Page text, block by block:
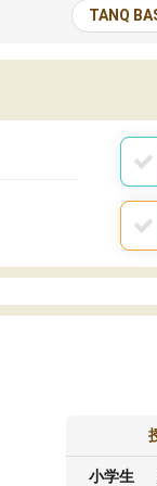
る機会が増えたり
試験対策の面接練
と伝えることもで
TANQ
小学生